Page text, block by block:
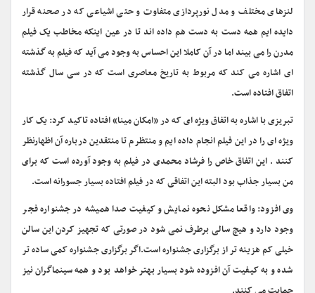
لنزهای مختلف و مدل نورپردازی متفاوت و حتی اشیاعی که در صحنه قرار
دایده ایم همه دست به دست هم داده اند تا در عین اینکه مخاطب یک فیلم
مدرن را می بیند اما در آن کاملا این احساس به وجود می آید که فیلم به گذشته
ای اشاره می کند که مربوط به تاریخ معاصری است که در سی سال گذشته
اتفاق افتاده است.
تبریزی با اشاره به اتفاق ویژه ای که در «امکان مینا» افتاده تاکید کرد: یک کار
ویژه ای را در این فیلم انجام داده ایم و منتظرم تا منتقدین درباره آن اظهارنظر
کنند . این اتفاق خاص را فرشاد محمدی در فیلم به وجود آورده است که برای
من بسیار جذاب بود البته این اتفاقی که در فیلم افتاده بسیار جسورانه است.
وی افزود: واقعا مشکل نحوه نمایش و کیفیت صدا همیشه در جشنواره فجر
وجود دارد و هیچ سالی برطرف نمی شود در صورتی که تجهیز کردن این سالن
خیلی کم هزینه تر از برگزاری جشنواره است.اگر برگزاری جشنواره کمی ساده تر
شده و به کیفیت آن افزوده شود بسیار بهتر خواهد بود و همه سینماگران نیز